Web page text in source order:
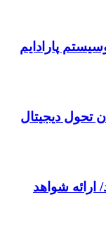
پارادایم
تحول دیجیتال
ارائه شواهد